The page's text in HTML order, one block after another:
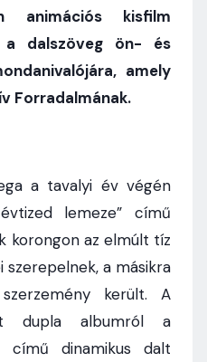
animációs kisfilm
dalszöveg ön- és
amely
Forradalmának.
a tavalyi év végén
lemeze” című
korongon az elmúlt tíz
a másikra
került. A
dupla albumról a
című dinamikus dalt